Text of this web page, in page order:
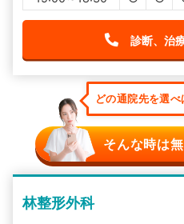
診断、治
どの通院先を選
そんな時は
林整形外科